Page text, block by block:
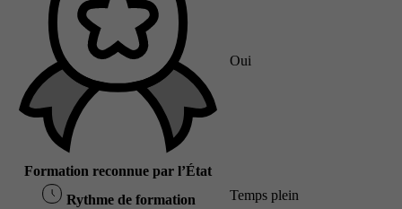
Formation reconnue par l’État
Oui
Rythme de formation Temps plein